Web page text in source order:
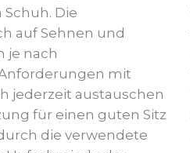
Die
auf Sehnen und
je nach
mit
jederzeit austauschen
für einen guten Sitz
die verwendete